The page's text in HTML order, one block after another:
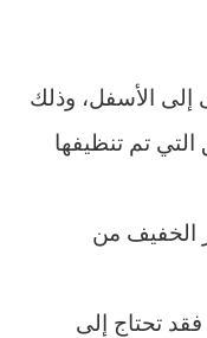
إلى الأسفل، وذلك
تم تنظيفها
الخفيف من
تحتاج إلى